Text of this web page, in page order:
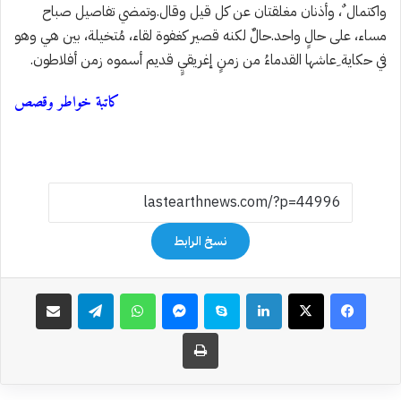
واكتمال ٌ، وأذنان مغلقتان عن كل قيل وقال. وتمضي تفاصيل صباح
مساء، على حالٍ واحد. حالٌ لكنه قصير كغفوة لقاء، مُتخيلة، بين هي وهو
في حكاية ِعاشها القدماءُ من زمنٍ إغريقيٍ قديم أسموه زمن أفلاطون.
كاتبة خواطر وقصص
نسخ الرابط
فيسبوك‫X لينكدإن سكايب ماسنجر واتساب تيلقرام مشاركة عبر البريد
طباعة